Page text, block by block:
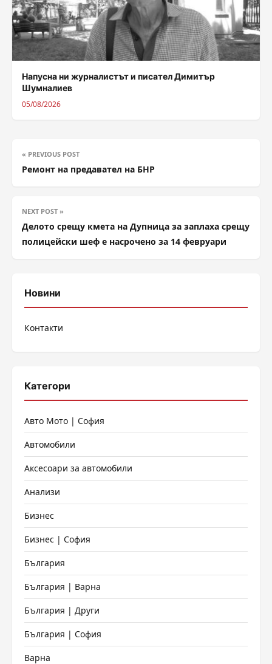
Напусна ни журналистът и писател Димитър
Шумналиев
05/08/2026
« PREVIOUS POST
Ремонт на предавател на БНР
NEXT POST »
Делото срещу кмета на Дупница за заплаха срещу
полицейски шеф е насрочено за 14 февруари
Новини
Контакти
Категори
Авто Мото | София
Автомобили
Аксесоари за автомобили
Анализи
Бизнес
Бизнес | София
България
България | Варна
България | Други
България | София
Варна